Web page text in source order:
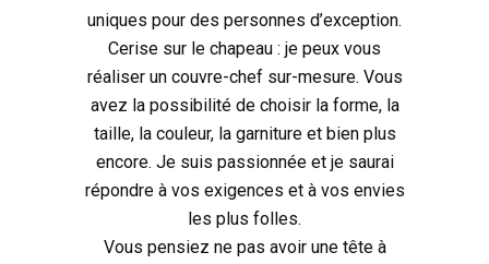
uniques pour des personnes d’exception.
Cerise sur le chapeau : je peux vous
réaliser un couvre-chef sur-mesure. Vous
avez la possibilité de choisir la forme, la
taille, la couleur, la garniture et bien plus
encore. Je suis passionnée et je saurai
répondre à vos exigences et à vos envies
les plus folles.
Vous pensiez ne pas avoir une tête à